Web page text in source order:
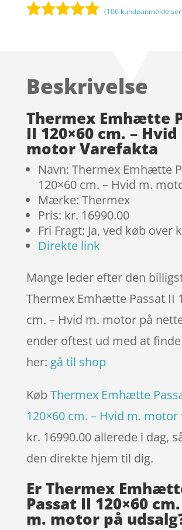
kundebedøm
(106
Beskrivelse
Thermex Emhætte
II 120×60 cm. –
motor Varefakta
Navn: Thermex Emhætte
120×60 cm. – Hvid m.
Mærke: Thermex
Pris: kr. 16990.00
Fri Fragt: Ja, ved køb over
Direkte link
Mange leder efter den
Thermex Emhætte Passat II
cm. – Hvid m. motor på
ender oftest ud med at
her: gå til shop
Køb Thermex Emhætte
120×60 cm. – Hvid m. motor
kr. 16990.00 allerede i dag,
den direkte hjem til dig.
Er Thermex
Passat II 120×60
m. motor på